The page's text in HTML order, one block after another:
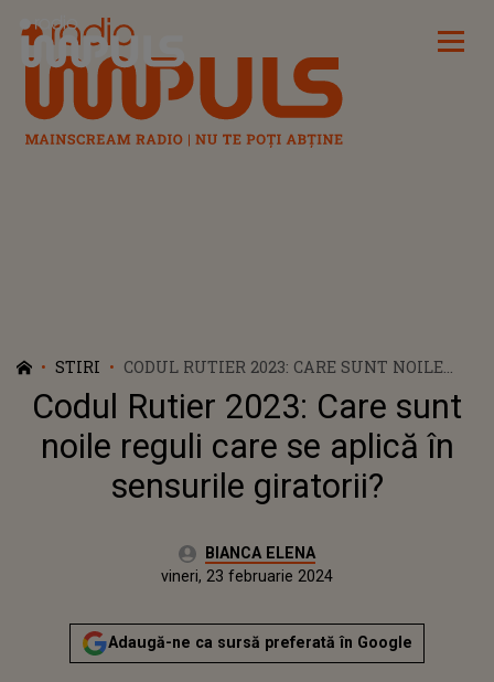
Radio Impuls
STIRI
CODUL RUTIER 2023: CARE SUNT NOILE
REGULI CARE SE APLICĂ ÎN SENSURILE
GIRATORII?
Codul Rutier 2023: Care sunt
noile reguli care se aplică în
sensurile giratorii?
Autor:BIANCA ELENA
joi, 23 februarie 2023Actualizat:
vineri, 23 februarie 2024
Adaugă-ne ca sursă preferată în Google